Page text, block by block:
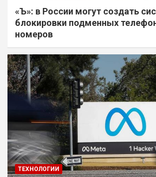
«Ъ»: в России могут создать
блокировки подменных
номеров
ТЕХНОЛОГИИ